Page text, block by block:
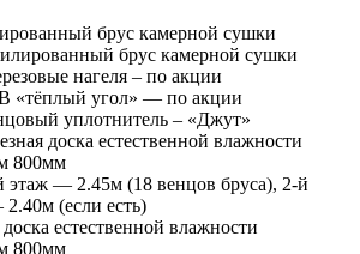
брус камерной сушки
брус камерной сушки
нагеля – по акции
«тёплый угол» — по акции
уплотнитель – «Джут»
доска естественной влажности
800мм
этаж — 2.45м (18 венцов бруса), 2-й
(если есть)
естественной влажности
800мм